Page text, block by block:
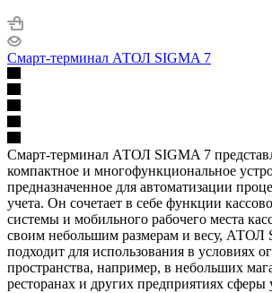
Смарт-терминал АТОЛ SIGMA 7
Смарт-терминал АТОЛ SIGMA 7
компактное и многофункциональное
предназначенное для автоматизации
учета. Он сочетает в себе функции
системы и мобильного рабочего места
своим небольшим размерам и весу, АТОЛ
подходит для использования в условиях
пространства, например, в небольших
ресторанах и других предприятиях сферы